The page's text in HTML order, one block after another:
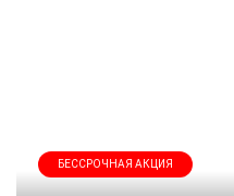
БЕССРОЧНАЯ АКЦИЯ